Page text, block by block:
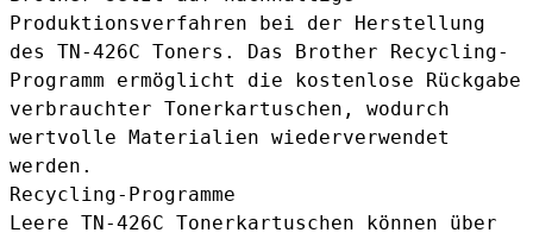
Produktionsverfahren bei der Herstellung
des TN-426C Toners. Das Brother Recycling-
Programm ermöglicht die kostenlose Rückgabe
verbrauchter Tonerkartuschen, wodurch
wertvolle Materialien wiederverwendet
werden.
Recycling-Programme
Leere TN-426C Tonerkartuschen können über